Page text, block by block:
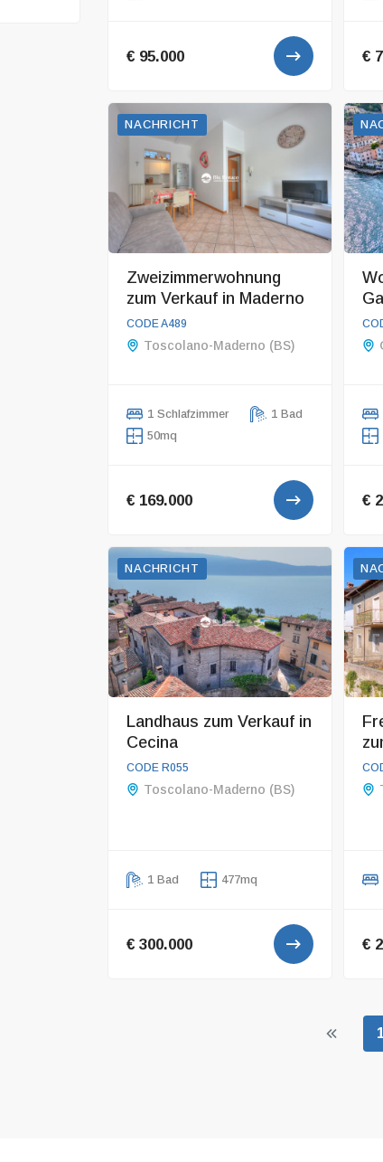
€ 95.000 €
NACHRICHT
Zweizimmerwohnung
zum Verkauf in Maderno
CODE A489
Toscolano-Maderno (BS)
1 Schlafzimmer
1 Bad
50mq
€ 169.000 €
NACHRICHT
Landhaus zum Verkauf in
Cecina
CODE R055
Toscolano-Maderno (BS)
1 Bad 477mq
€ 300.000 €
1